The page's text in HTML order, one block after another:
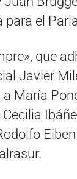
para el
que
Javier
María